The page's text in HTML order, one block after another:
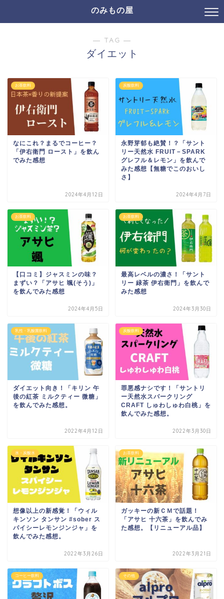
のみもの屋
― TAG ―
ダイエット
お茶飲料
なにこれ？まるでコーヒー？
「伊右衛門 ロースト」を飲ん
でみた感想
2024年4月12日
炭酸飲料
永野芽郁も絶賛！？「サント
リー天然水 FRUIT－SPARK
グレフル＆レモン」を飲んで
みた感想【無糖でこのおいし
さ】
2024年4月7日
お茶飲料
【口コミ】ジャスミンの味？
まずい？「アサヒ 颯(そう)」
を飲んでみた感想
2024年4月5日
お茶飲料
最高レベルの濃さ！「サント
リー 緑茶 伊右衛門」を飲んで
みた感想
2024年3月30日
乳性・乳酸菌飲料
ダイエット向き！「キリン 午
後の紅茶 ミルクティー 微糖」
を飲んでみた感想。
2022年4月12日
炭酸飲料
罪悪感ナシです！「サントリ
ー天然水スパークリング
CRAFT しゅわしゅわ白桃」を
飲んでみた感想。
2022年3月30日
水・炭酸水
想像以上の新感覚！「ウィル
キンソン タンサン #sober ス
パイシーレモンジンジャ」を
飲んでみた感想。
2022年3月26日
お茶飲料
ガッキーの新ＣＭで話題！
「アサヒ 十六茶」を飲んでみ
た感想。【リニューアル品】
2022年3月21日
コーヒー飲料 その他